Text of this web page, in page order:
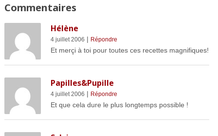
Commentaires
Hélène
4 juillet 2006 | Répondre
Et merçi à toi pour toutes ces recettes magnifiques!
Papilles&Pupille
4 juillet 2006 | Répondre
Et que cela dure le plus longtemps possible !